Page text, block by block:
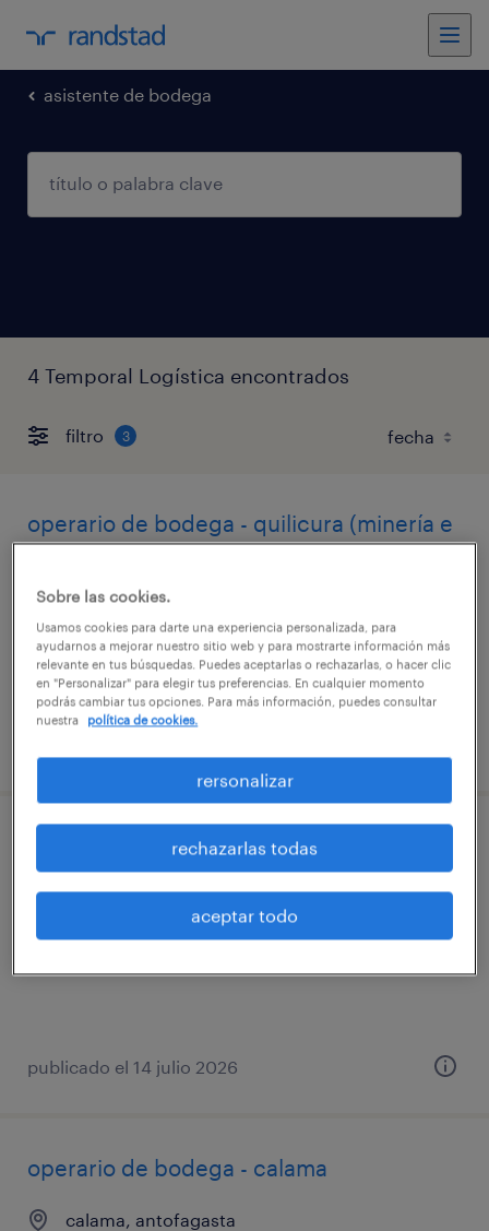
asistente de bodega
4 Temporal Logística encontrados
filtro 3
operario de bodega - quilicura (minería e
quilicura, región metropolitana de santiago
temporal
$600.000 - $601.000 por mes
ayudante operario noviciado
lampa, región metropolitana de santiago
publicado el 14 julio 2026
operario de bodega - calama
calama, antofagasta
Sobre las cookies.
Usamos cookies para darte una experiencia personalizada, para
ayudarnos a mejorar nuestro sitio web y para mostrarte información más
relevante en tus búsquedas. Puedes aceptarlas o rechazarlas, o hacer clic
en "Personalizar" para elegir tus preferencias. En cualquier momento
podrás cambiar tus opciones. Para más información, puedes consultar
nuestra
política de cookies.
rersonalizar
rechazarlas todas
aceptar todo